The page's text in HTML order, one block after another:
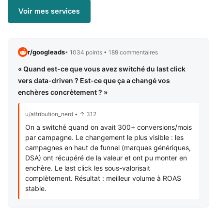
Voir mes services
r/googleads• 1034 points • 189 commentaires
« Quand est-ce que vous avez switché du last click
vers data-driven ? Est-ce que ça a changé vos
enchères concrètement ? »
u/attribution_nerd • ↑ 312
On a switché quand on avait 300+ conversions/mois
par campagne. Le changement le plus visible : les
campagnes en haut de funnel (marques génériques,
DSA) ont récupéré de la valeur et ont pu monter en
enchère. Le last click les sous-valorisait
complètement. Résultat : meilleur volume à ROAS
stable.